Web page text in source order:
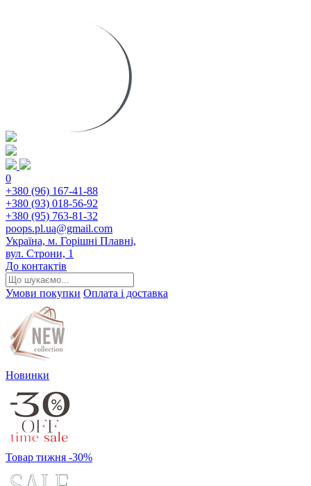
0
+380 (96) 167-41-88
+380 (93) 018-56-92
+380 (95) 763-81-32
poops.pl.ua@gmail.com
Україна, м. Горішні Плавні,
вул. Строни, 1
До контактів
Умови покупки Оплата і доставка
Новинки
Товар тижня -30%